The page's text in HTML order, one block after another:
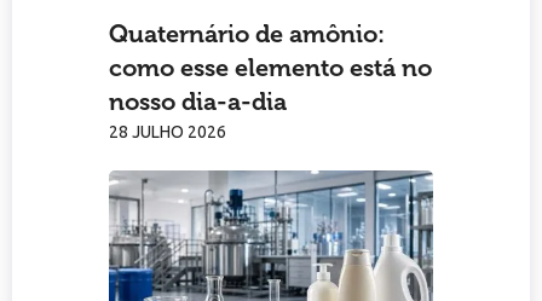
Quaternário de amônio:
como esse elemento está no
nosso dia-a-dia
28 JULHO 2026